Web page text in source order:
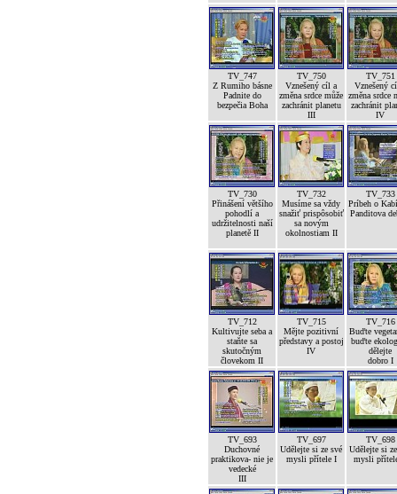
TV_747
Z Rumiho básne
Padnite do
bezpečia Boha
TV_750
Vznešený cíl a
změna srdce může
zachránit planetu
III
TV_751
Vznešený
změna srdce
zachránit
IV
TV_730
Přinášení většího
pohodlí a
udržitelnosti naší
planetě II
TV_732
Musíme sa vždy
snažiť prispôsobiť
sa novým
okolnostiam II
TV_733
Príbeh o
Panditova
TV_712
Kultivujte seba a
staňte sa
skutočným
človekom II
TV_715
Mějte pozitivní
představy a postoj
IV
TV_716
Buďte
buďte
dělejte
dobro I
TV_693
Duchovné
praktikova- nie je
vedecké
III
TV_697
Udělejte si ze své
mysli přítele I
TV_698
Udělejte si
mysli